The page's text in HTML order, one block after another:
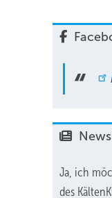
Ja, ich
des